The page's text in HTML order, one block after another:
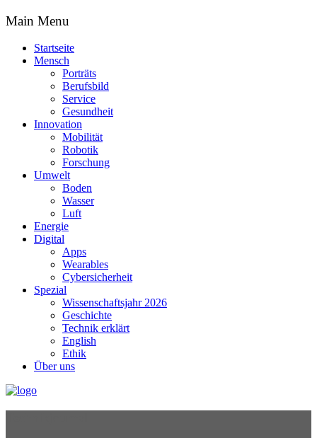
Main Menu
Startseite
Mensch
Porträts
Berufsbild
Service
Gesundheit
Innovation
Mobilität
Robotik
Forschung
Umwelt
Boden
Wasser
Luft
Energie
Digital
Apps
Wearables
Cybersicherheit
Spezial
Wissenschaftsjahr 2026
Geschichte
Technik erklärt
English
Ethik
Über uns